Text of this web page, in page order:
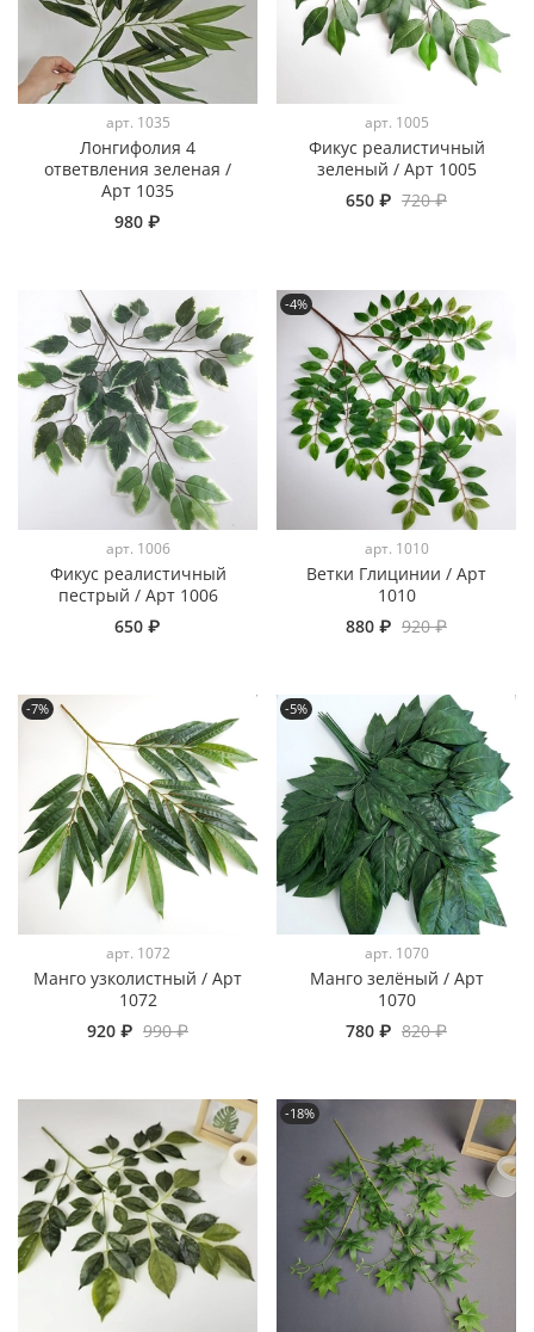
арт. 1035
Лонгифолия 4
ответвления зеленая /
Арт 1035
980 ₽
арт. 1005
Фикус реалистичный
зеленый / Арт 1005
650 ₽ 720 ₽
арт. 1006
Фикус реалистичный
пестрый / Арт 1006
650 ₽
-4%
арт. 1010
Ветки Глицинии / Арт
1010
880 ₽ 920 ₽
-7%
арт. 1072
Манго узколистный / Арт
1072
920 ₽ 990 ₽
-5%
арт. 1070
Манго зелёный / Арт
1070
780 ₽ 820 ₽
-18%